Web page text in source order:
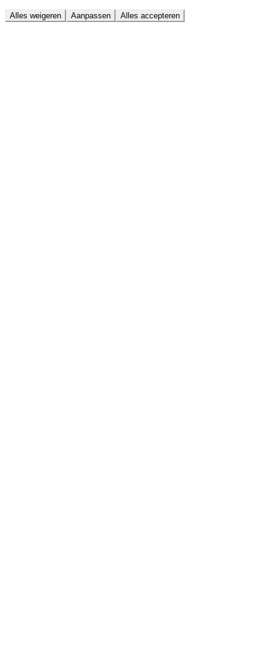
Alles weigeren Aanpassen Alles accepteren